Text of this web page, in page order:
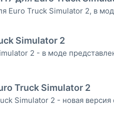
Euro Truck Simulator 2, в
Simulator 2
2 - в моде
Truck Simulator 2
Simulator 2 - новая версия